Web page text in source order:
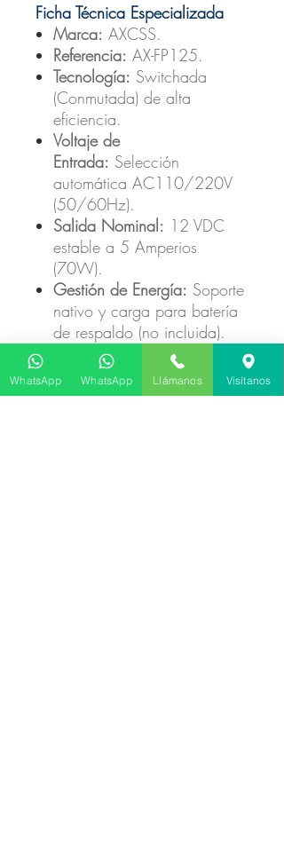
Ficha Técnica Especializada
Marca: AXCSS.
Referencia: AX-FP125.
Tecnología: Switchada
(Conmutada) de alta
eficiencia.
Voltaje de
Entrada: Selección
automática AC110/220V
(50/60Hz).
Salida Nominal: 12 VDC
estable a 5 Amperios
(70W).
Gestión de Energía: Soporte
nativo y carga para batería
de respaldo (no incluida).
Control de
Acceso:Temporizador
ajustable para control de
WhatsApp WhatsApp Llámanos Visítanos